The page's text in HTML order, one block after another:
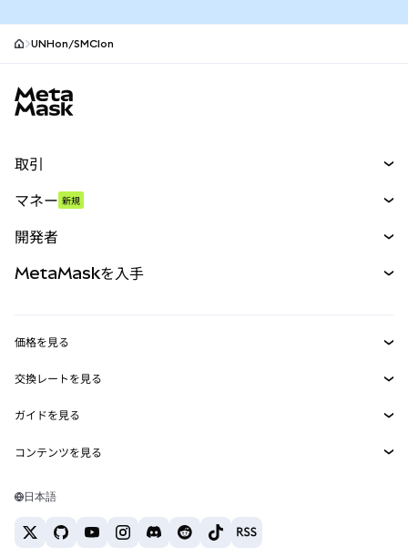
UNHon/SMCIon
取引
パーペチュアル
RWA
マネー 新規
開発者
MetaMask Connect
Snaps
Web3サービス
MetaMaskを入手
セキュリティ
サポート
キャリア
お問い合わせ
価格を見る
イーサリアムの価格
Solanaの価格
Tetherの価格
交換レートを見る
ETH→USD
USDT→INR
BTC→INR
ETH→USDT
ガイドを見る
ETHの購入
USDTの購入
コンテンツを見る
Solanaウォレット
日本語